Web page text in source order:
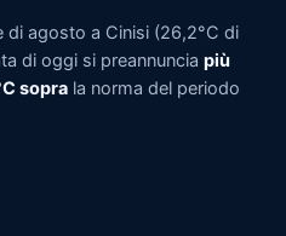
di agosto a Cinisi (26,2°C di
di oggi si preannuncia più
sopra la norma del periodo